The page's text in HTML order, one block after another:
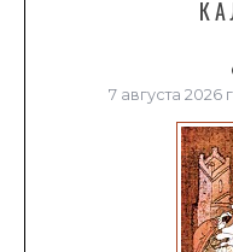
7 августа 2026